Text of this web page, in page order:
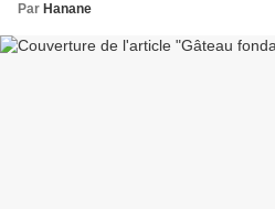
Par Hanane